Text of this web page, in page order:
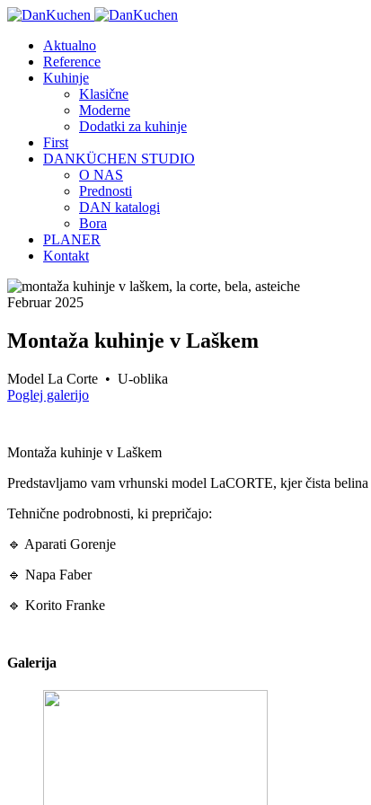
Aktualno
Reference
Kuhinje
Klasične
Moderne
Dodatki za kuhinje
First
DANKÜCHEN STUDIO
O NAS
Prednosti
DAN katalogi
Bora
PLANER
Kontakt
Februar 2025
Montaža kuhinje v Laškem
Model La Corte • U-oblika
Poglej galerijo
Montaža kuhinje v Laškem
Predstavljamo vam vrhunski model LaCORTE, kjer čista
Tehnične podrobnosti, ki prepričajo:
🔹 Aparati Gorenje
🔹 Napa Faber
🔹 Korito Franke
Galerija